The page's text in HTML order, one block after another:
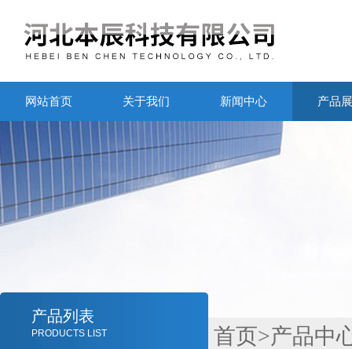
网站首页 关于我们 新闻中心 产品
产品列表
PRODUCTS LIST 首页>产品中